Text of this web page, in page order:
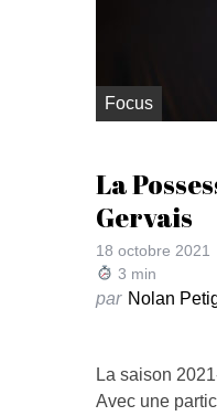
Focus
La
Gervais
18 octobre 2021
3 min
par Nolan
La saison
Avec une